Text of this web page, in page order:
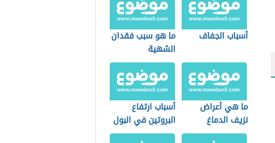
أسباب الجفاف
ما هو سبب فقدان
الشهية
ما هي أعراض
نزيف الدماغ
أسباب ارتفاع
البروتين في البول